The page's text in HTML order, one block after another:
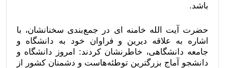
باشد.
حضرت آیت الله خامنه ای در جمع‌بندی سخنانشان، با
اشاره به علاقه دیرین و فراوان خود به دانشگاه و
جامعه دانشگاهی، خاطرنشان کردند: امروز دانشگاه و
دانشجو آماج بزرگترین توطئه‌هاست و دشمنان کشور از